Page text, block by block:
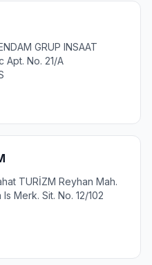
GRUP INSAAT
Apt. No. 21/A
TURİZM Reyhan Mah.
Merk. Sit. No. 12/102